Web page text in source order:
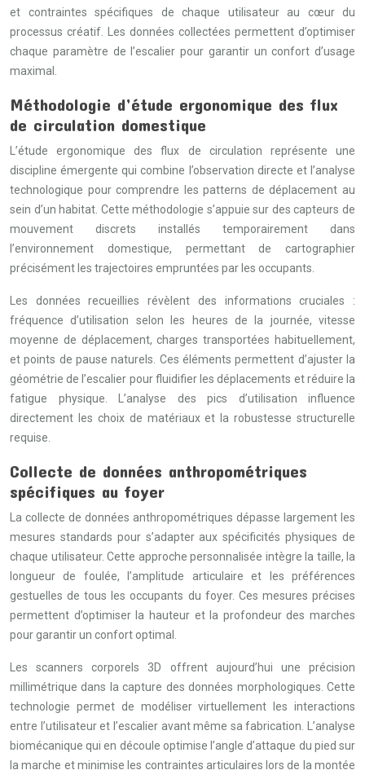
et contraintes spécifiques de chaque utilisateur au cœur du
processus créatif. Les données collectées permettent d’optimiser
chaque paramètre de l’escalier pour garantir un confort d’usage
maximal.
Méthodologie d’étude ergonomique des flux
de circulation domestique
L’étude ergonomique des flux de circulation représente une
discipline émergente qui combine l’observation directe et l’analyse
technologique pour comprendre les patterns de déplacement au
sein d’un habitat. Cette méthodologie s’appuie sur des capteurs de
mouvement discrets installés temporairement dans
l’environnement domestique, permettant de cartographier
précisément les trajectoires empruntées par les occupants.
Les données recueillies révèlent des informations cruciales :
fréquence d’utilisation selon les heures de la journée, vitesse
moyenne de déplacement, charges transportées habituellement,
et points de pause naturels. Ces éléments permettent d’ajuster la
géométrie de l’escalier pour fluidifier les déplacements et réduire la
fatigue physique. L’analyse des pics d’utilisation influence
directement les choix de matériaux et la robustesse structurelle
requise.
Collecte de données anthropométriques
spécifiques au foyer
La collecte de données anthropométriques dépasse largement les
mesures standards pour s’adapter aux spécificités physiques de
chaque utilisateur. Cette approche personnalisée intègre la taille, la
longueur de foulée, l’amplitude articulaire et les préférences
gestuelles de tous les occupants du foyer. Ces mesures précises
permettent d’optimiser la hauteur et la profondeur des marches
pour garantir un confort optimal.
Les scanners corporels 3D offrent aujourd’hui une précision
millimétrique dans la capture des données morphologiques. Cette
technologie permet de modéliser virtuellement les interactions
entre l’utilisateur et l’escalier avant même sa fabrication. L’analyse
biomécanique qui en découle optimise l’angle d’attaque du pied sur
la marche et minimise les contraintes articulaires lors de la montée